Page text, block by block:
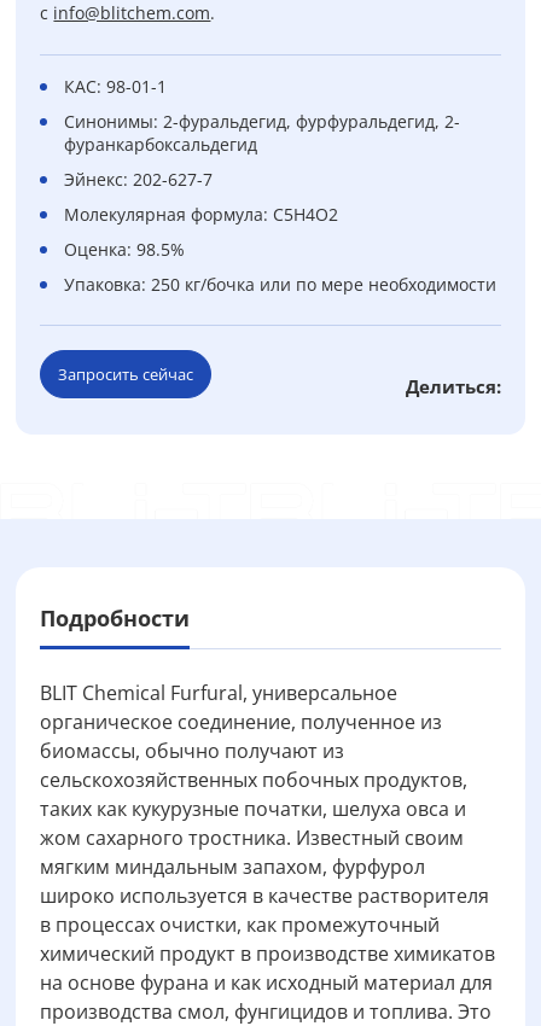
с info@blitchem.com.
КАС: 98-01-1
Синонимы: 2-фуральдегид, фурфуральдегид, 2-
фуранкарбоксальдегид
Эйнекс: 202-627-7
Молекулярная формула: C5H4O2
Оценка: 98.5%
Упаковка: 250 кг/бочка или по мере необходимости
Запросить сейчас Делиться:
Подробности
BLIT Chemical Furfural, универсальное
органическое соединение, полученное из
биомассы, обычно получают из
сельскохозяйственных побочных продуктов,
таких как кукурузные початки, шелуха овса и
жом сахарного тростника. Известный своим
мягким миндальным запахом, фурфурол
широко используется в качестве растворителя
в процессах очистки, как промежуточный
химический продукт в производстве химикатов
на основе фурана и как исходный материал для
производства смол, фунгицидов и топлива. Это